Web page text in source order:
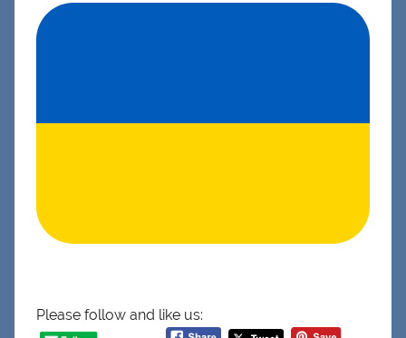
Please follow and like us: